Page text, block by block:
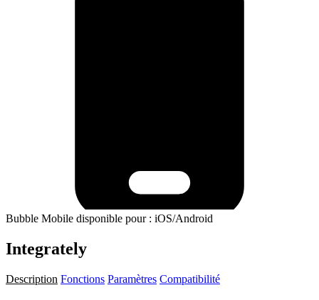
Bubble Mobile disponible pour : iOS/Android
Integrately
Description Fonctions Paramètres Compatibilité